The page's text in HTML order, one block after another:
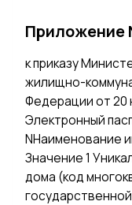
Приложение
к приказу
жилищно-
Федерации от 20
Электронный
NНаименование
Значение 1
дома (код